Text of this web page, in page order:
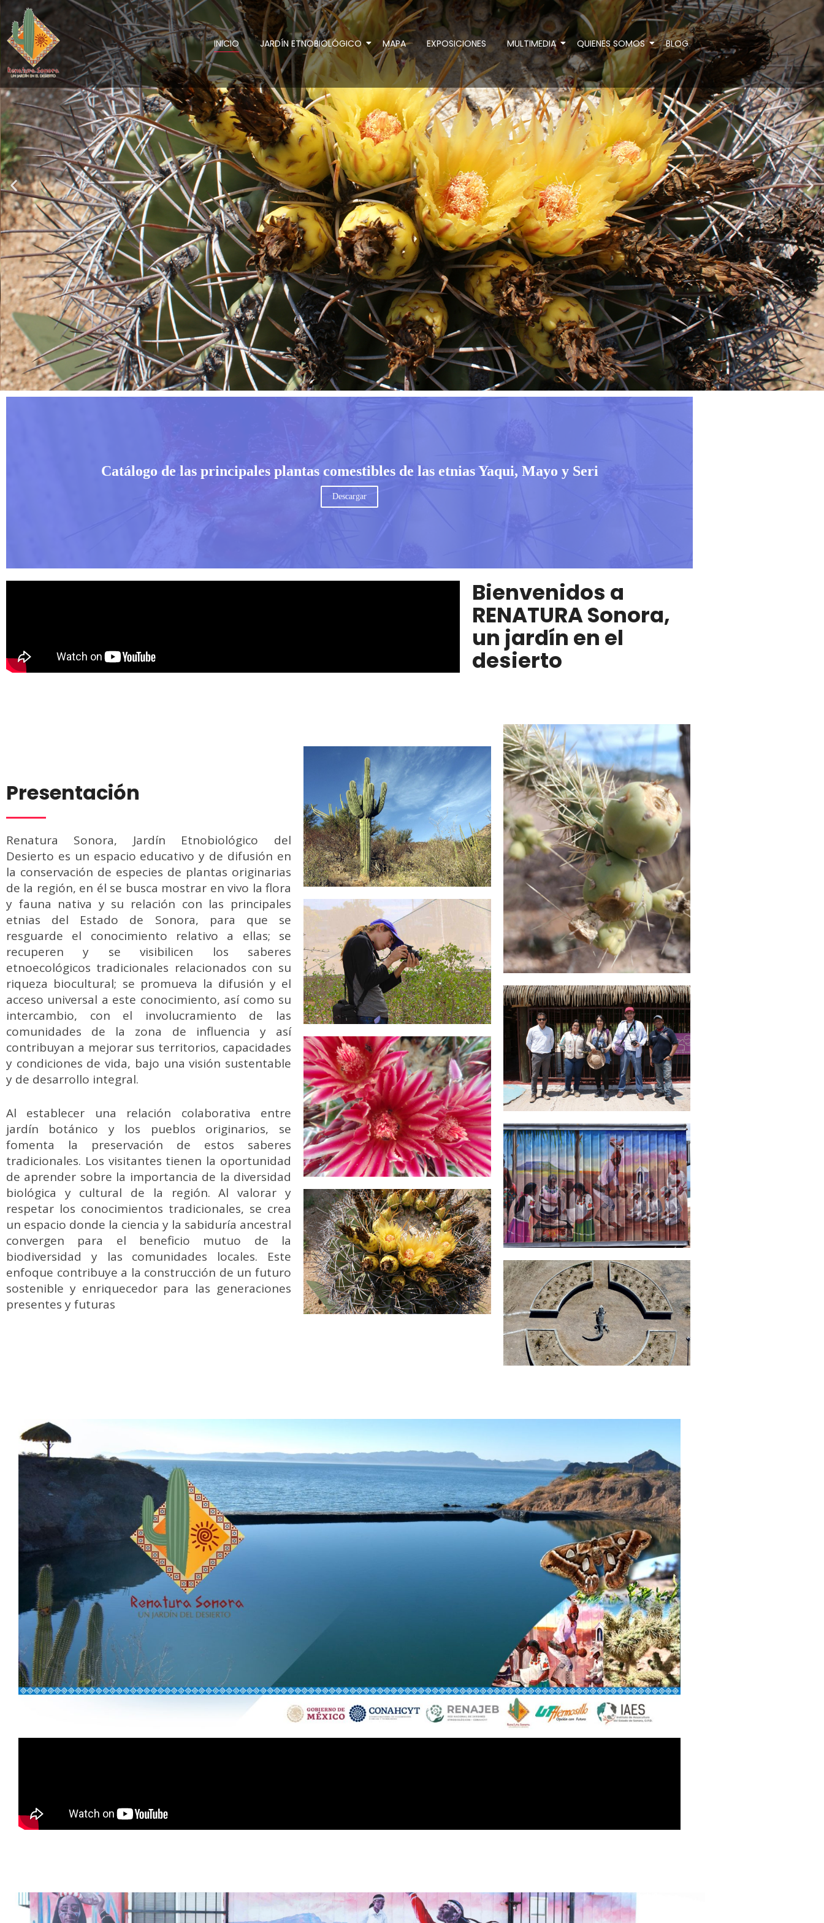
INICIO JARDÍN ETNOBIOLÓGICO MAPA EXPOSICIONES MULTIMEDIA QUIENES SOMOS BLOG
ONES
Catálogo de las principales plantas comestibles de las etnias Yaqui, Mayo y Seri
Descargar
Bienvenidos a
RENATURA Sonora,
un jardín en el
desierto
Presentación
Renatura Sonora, Jardín Etnobiológico del
Desierto es un espacio educativo y de difusión en
la conservación de especies de plantas originarias
de la región, en él se busca mostrar en vivo la flora
y fauna nativa y su relación con las principales
etnias del Estado de Sonora, para que se
resguarde el conocimiento relativo a ellas; se
recuperen y se visibilicen los saberes
etnoecológicos tradicionales relacionados con su
riqueza biocultural; se promueva la difusión y el
acceso universal a este conocimiento, así como su
intercambio, con el involucramiento de las
comunidades de la zona de influencia y así
contribuyan a mejorar sus territorios, capacidades
y condiciones de vida, bajo una visión sustentable
y de desarrollo integral.
Al establecer una relación colaborativa entre
jardín botánico y los pueblos originarios, se
fomenta la preservación de estos saberes
tradicionales. Los visitantes tienen la oportunidad
de aprender sobre la importancia de la diversidad
biológica y cultural de la región. Al valorar y
respetar los conocimientos tradicionales, se crea
un espacio donde la ciencia y la sabiduría ancestral
convergen para el beneficio mutuo de la
biodiversidad y las comunidades locales. Este
enfoque contribuye a la construcción de un futuro
sostenible y enriquecedor para las generaciones
presentes y futuras